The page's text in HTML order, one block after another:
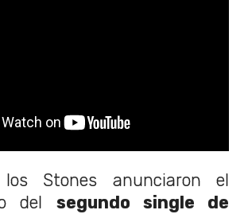
Stones anunciaron el
del segundo single de